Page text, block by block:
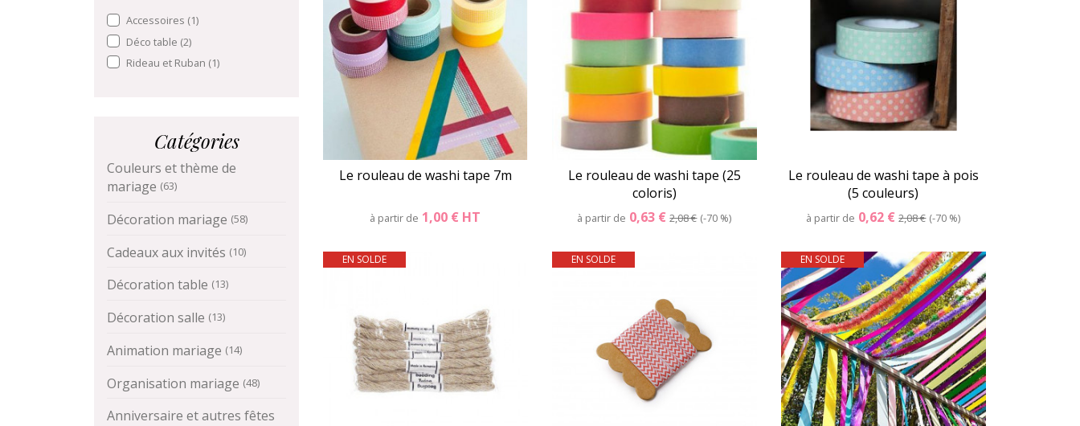
Accessoires (1)
Déco table (2)
Rideau et Ruban (1)
Catégories
Couleurs et thème de
mariage (63)
Décoration mariage (58)
Cadeaux aux invités (10)
Décoration table (13)
Décoration salle (13)
Animation mariage (14)
Organisation mariage (48)
Anniversaire et autres fêtes
Le rouleau de washi tape 7m
à partir de 1,00 € HT
Détails
Le rouleau de washi tape (25
coloris)
à partir de 0,63 €2,08 € -70 %
Détails
Le rouleau de washi tape à pois
(5 couleurs)
à partir de 0,62 €2,08 € -70 %
Détails Panier
EN SOLDE EN SOLDE EN SOLDE